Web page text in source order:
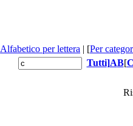
Alfabetico per lettera | [Per
Tutti]AB[